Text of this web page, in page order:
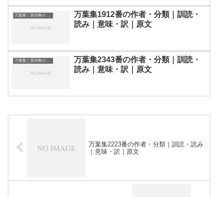
万葉集｜第10巻の和歌一覧
万葉集1912番の作者・分類｜訓読・
読み｜意味・訳｜原文
万葉集｜第10巻の和歌一覧
万葉集2343番の作者・分類｜訓読・
読み｜意味・訳｜原文
万葉集2223番の作者・分類｜訓読・読み
｜意味・訳｜原文